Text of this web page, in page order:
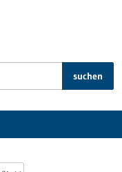
suchen